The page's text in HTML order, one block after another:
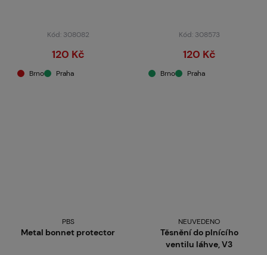
Kód: 308082
120 Kč
Brno Praha
Kód: 308573
120 Kč
Brno Praha
PBS
Metal bonnet protector
NEUVEDENO
Těsnění do plnícího
ventilu láhve, V3